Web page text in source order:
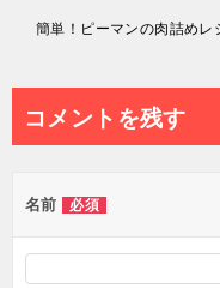
ビ
ー
シ
コメントを残す
名前 必須